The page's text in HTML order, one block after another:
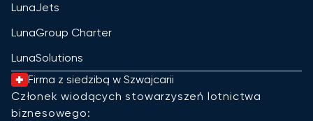
LunaJets
LunaGroup Charter
LunaSolutions
Firma z siedzibą w Szwajcarii
Członek wiodących stowarzyszeń lotnictwa
biznesowego: